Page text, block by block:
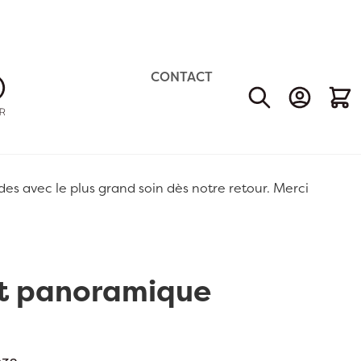
CONTACT
avec le plus grand soin dès notre retour. Merci
panoramique